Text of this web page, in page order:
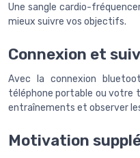
Une sangle cardio-
mieux suivre vos objectifs.
Connexion et
Avec la connexion
téléphone portable ou votre
entraînements et observer
Motivation